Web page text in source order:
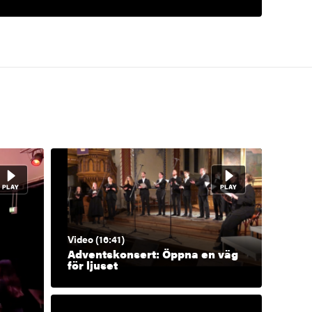
Video (16:41)
Adventskonsert: Öppna en väg
för ljuset